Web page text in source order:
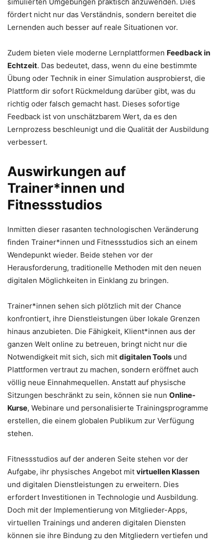
fördert nicht nur das Verständnis, sondern bereitet die
Lernenden auch besser auf reale Situationen vor.
Zudem bieten viele moderne Lernplattformen Feedback in
Echtzeit. Das bedeutet, dass, wenn du eine bestimmte
Übung oder Technik in einer Simulation ausprobierst, die
Plattform dir sofort Rückmeldung darüber gibt, was du
richtig oder falsch gemacht hast. Dieses sofortige
Feedback ist von unschätzbarem Wert, da es den
Lernprozess beschleunigt und die Qualität der Ausbildung
verbessert.
Auswirkungen auf
Trainer*innen und
Fitnessstudios
Inmitten dieser rasanten technologischen Veränderung
finden Trainer*innen und Fitnessstudios sich an einem
Wendepunkt wieder. Beide stehen vor der
Herausforderung, traditionelle Methoden mit den neuen
digitalen Möglichkeiten in Einklang zu bringen.
Trainer*innen sehen sich plötzlich mit der Chance
konfrontiert, ihre Dienstleistungen über lokale Grenzen
hinaus anzubieten. Die Fähigkeit, Klient*innen aus der
ganzen Welt online zu betreuen, bringt nicht nur die
Notwendigkeit mit sich, sich mit digitalen Tools und
Plattformen vertraut zu machen, sondern eröffnet auch
völlig neue Einnahmequellen. Anstatt auf physische
Sitzungen beschränkt zu sein, können sie nun Online-
Kurse, Webinare und personalisierte Trainingsprogramme
erstellen, die einem globalen Publikum zur Verfügung
stehen.
Fitnessstudios auf der anderen Seite stehen vor der
Aufgabe, ihr physisches Angebot mit virtuellen Klassen
und digitalen Dienstleistungen zu erweitern. Dies
erfordert Investitionen in Technologie und Ausbildung.
Doch mit der Implementierung von Mitglieder-Apps,
virtuellen Trainings und anderen digitalen Diensten
können sie ihre Bindung zu den Mitgliedern vertiefen und